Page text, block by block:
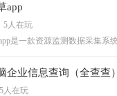
app
5人在玩
是一款资源监测数据采集系
企业信息查询（全查查
5人在玩